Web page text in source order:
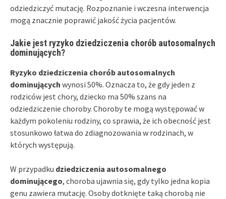
odziedziczyć mutację. Rozpoznanie i wczesna interwencja
mogą znacznie poprawić jakość życia pacjentów.
Jakie jest ryzyko dziedziczenia chorób autosomalnych
dominujących?
Ryzyko dziedziczenia chorób autosomalnych
dominujących wynosi 50%. Oznacza to, że gdy jeden z
rodziców jest chory, dziecko ma 50% szans na
odziedziczenie choroby. Choroby te mogą występować w
każdym pokoleniu rodziny, co sprawia, że ich obecność jest
stosunkowo łatwa do zdiagnozowania w rodzinach, w
których występują.
W przypadku dziedziczenia autosomalnego
dominującego, choroba ujawnia się, gdy tylko jedna kopia
genu zawiera mutację. Osoby dotknięte taką chorobą nie